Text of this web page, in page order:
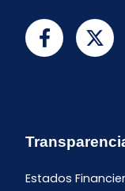
Estados